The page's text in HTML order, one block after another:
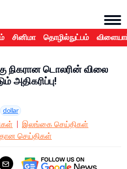
சினிமா தொழில்நுட்பம்
நிகரான டொலரின் விலை
அதிகரிப்பு!
dollar
இலங்கை செய்திகள்
செய்திகள்